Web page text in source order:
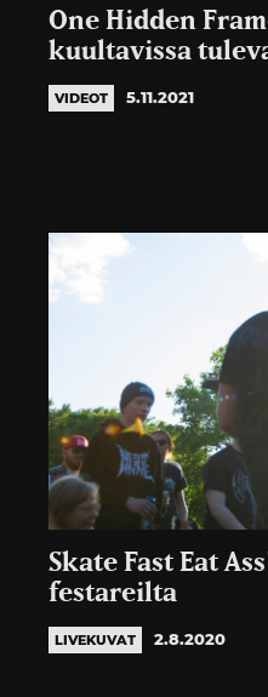
One Hidden
kuultavissa
VIDEOT 5.11.2021
Skate Fast Eat
festareilta
LIVEKUVAT 2.8.2020